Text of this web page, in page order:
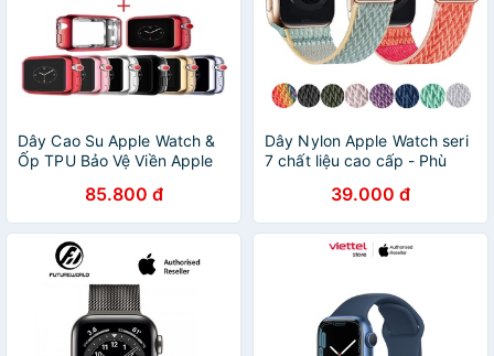
Dây Cao Su Apple Watch &
Ốp TPU Bảo Vệ Viền Apple
7/6/5/SE/4/3/2/1 Size 38-
40-41-42-44-45
85.800 đ
Dây Nylon Apple Watch seri
7 chất liệu cao cấp - Phù
39.000 đ